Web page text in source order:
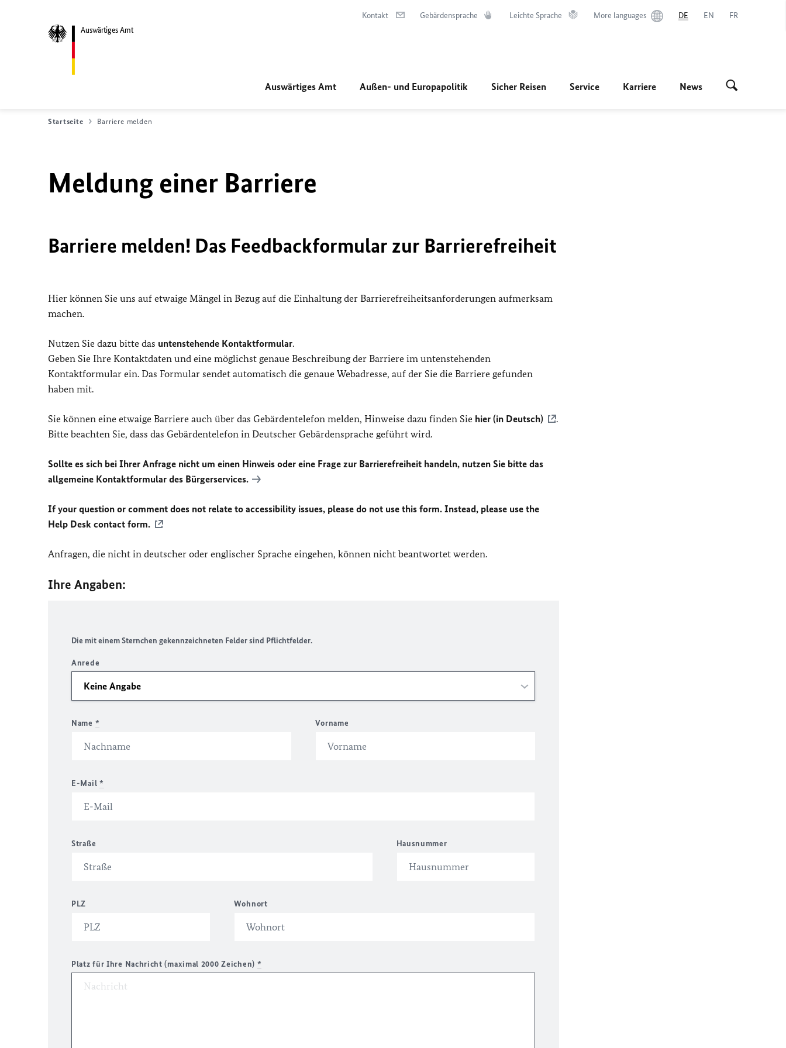
Auswärtiges Amt
Kontakt Gebärdensprache Leichte Sprache More languages DE EN FR
Auswärtiges Amt Außen- und Europapolitik Sicher Reisen Service Karriere News
Startseite Barriere melden
Meldung einer Barriere
Barriere melden! Das Feedbackformular zur Barrierefreiheit
Hier können Sie uns auf etwaige Mängel in Bezug auf die Einhaltung der Barrierefreiheitsanforderungen aufmerksam
machen.
Nutzen Sie dazu bitte das untenstehende Kontaktformular.
Geben Sie Ihre Kontaktdaten und eine möglichst genaue Beschreibung der Barriere im untenstehenden
Kontaktformular ein. Das Formular sendet automatisch die genaue Webadresse, auf der Sie die Barriere gefunden
haben mit.
Sie können eine etwaige Barriere auch über das Gebärdentelefon melden, Hinweise dazu finden Sie hier (in Deutsch)
.
Bitte beachten Sie, dass das Gebärdentelefon in Deutscher Gebärdensprache geführt wird.
Sollte es sich bei Ihrer Anfrage nicht um einen Hinweis oder eine Frage zur Barrierefreiheit handeln, nutzen Sie bitte das
allgemeine Kontaktformular des Bürgerservices.
If your question or comment does not relate to accessibility issues, please do not use this form. Instead, please use the
Help Desk contact form.
Anfragen, die nicht in deutscher oder englischer Sprache eingehen, können nicht beantwortet werden.
Ihre Angaben:
Die mit einem Sternchen gekennzeichneten Felder sind Pflichtfelder.
Anrede
Name * Vorname
E-Mail *
Straße Hausnummer
PLZ Wohnort
Platz für Ihre Nachricht (maximal 2000 Zeichen) *